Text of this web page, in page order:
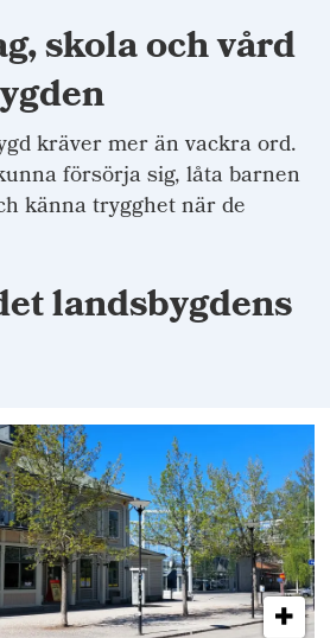
skola och vård
kräver mer än vackra ord.
försörja sig, låta barnen
känna trygghet när de
landsbygdens